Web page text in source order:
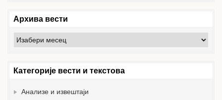
Архива вести
Архива
вести
Категорије вести и текстова
Анализе и извештаји